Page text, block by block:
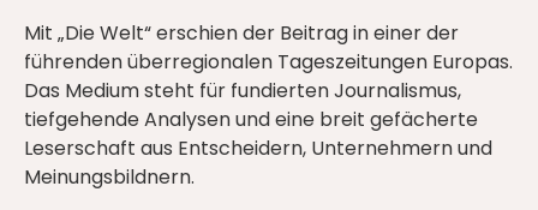
Mit „Die Welt“ erschien der Beitrag in einer der
führenden überregionalen Tageszeitungen Europas.
Das Medium steht für fundierten Journalismus,
tiefgehende Analysen und eine breit gefächerte
Leserschaft aus Entscheidern, Unternehmern und
Meinungsbildnern.